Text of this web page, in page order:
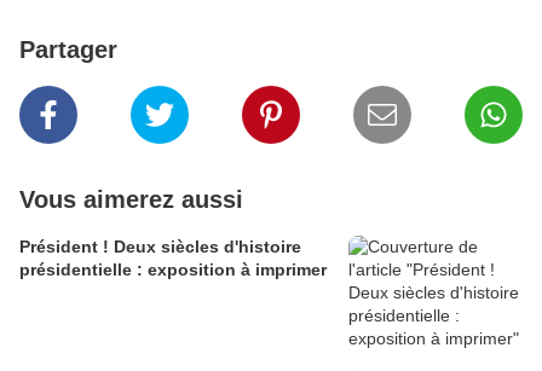
Partager
Vous aimerez aussi
Président ! Deux siècles d'histoire
présidentielle : exposition à imprimer